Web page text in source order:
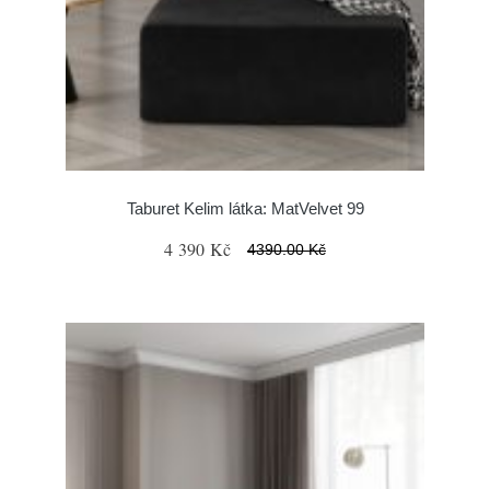
Taburet Kelim látka: MatVelvet 99
4 390 Kč 4390.00 Kč